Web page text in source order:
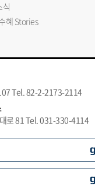
식
혜 Stories
Tel. 82-2-2173-2114
로 81 Tel. 031-330-4114